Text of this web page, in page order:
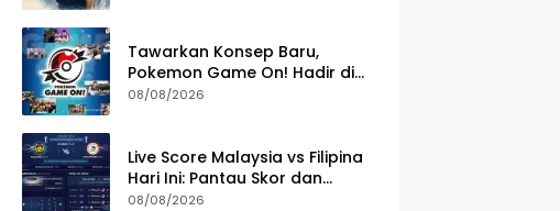
Tawarkan Konsep Baru,
Pokemon Game On! Hadir di
Tujuh Negara Asia
08/08/2026
Live Score Malaysia vs Filipina
Hari Ini: Pantau Skor dan
Jalannya Laga ASEAN Cup
08/08/2026